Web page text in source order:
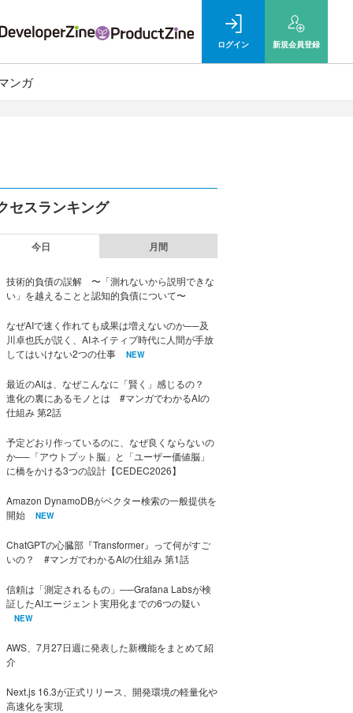
ログイン 新規会員登録
ンガ
セスランキング
今日 月間
技術的負債の誤解 〜「測れないから説明できな
い」を越えることと認知的負債について〜
なぜAIで速く作れても成果は増えないのか──及
川卓也氏が説く、AIネイティブ時代に人間が手放
してはいけない2つの仕事
NEW
最近のAIは、なぜこんなに「賢く」感じるの？
進化の裏にあるモノとは #マンガでわかるAIの
仕組み 第2話
予定どおり作っているのに、なぜ良くならないの
か──「アウトプット脳」と「ユーザー価値脳」
に橋をかける3つの設計【CEDEC2026】
Amazon DynamoDBがベクター検索の一般提供を
開始
NEW
ChatGPTの心臓部『Transformer』って何がすご
いの？ #マンガでわかるAIの仕組み 第1話
信頼は「測定されるもの」──Grafana Labsが検
証したAIエージェント実用化までの6つの疑い
NEW
AWS、7月27日週に発表した新機能をまとめて紹
介
Next.js 16.3が正式リリース、開発環境の軽量化や
高速化を実現